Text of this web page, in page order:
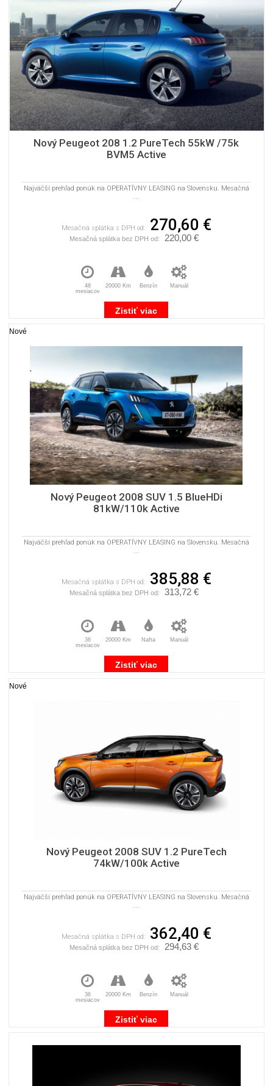
Nový Peugeot 208 1.2 PureTech 55kW /75k
BVM5 Active
Najväčší prehľad ponúk na OPERATÍVNY LEASING na Slovensku. Mesačná
...
48
mesiacov
20000 Km Benzín Manuál
Zistiť viac
Mesačná splátka s DPH od: 270,60 €
Mesačná splátka bez DPH od: 220,00 €
Nové
Nový Peugeot 2008 SUV 1.5 BlueHDi
81kW/110k Active
Najväčší prehľad ponúk na OPERATÍVNY LEASING na Slovensku. Mesačná
...
36
mesiacov
20000 Km Nafta Manuál
Zistiť viac
Mesačná splátka s DPH od: 385,88 €
Mesačná splátka bez DPH od: 313,72 €
Nové
Nový Peugeot 2008 SUV 1.2 PureTech
74kW/100k Active
Najväčší prehľad ponúk na OPERATÍVNY LEASING na Slovensku. Mesačná
...
36
mesiacov
20000 Km Benzín Manuál
Zistiť viac
Mesačná splátka s DPH od: 362,40 €
Mesačná splátka bez DPH od: 294,63 €